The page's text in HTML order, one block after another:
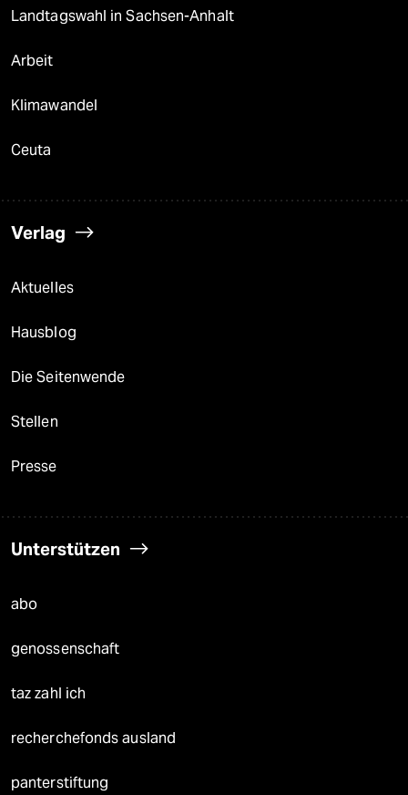
Landtagswahl in Sachsen-Anhalt
Arbeit
Klimawandel
Ceuta
Verlag
Aktuelles
Hausblog
Die Seitenwende
Stellen
Presse
Unterstützen
abo
genossenschaft
taz zahl ich
recherchefonds ausland
panterstiftung